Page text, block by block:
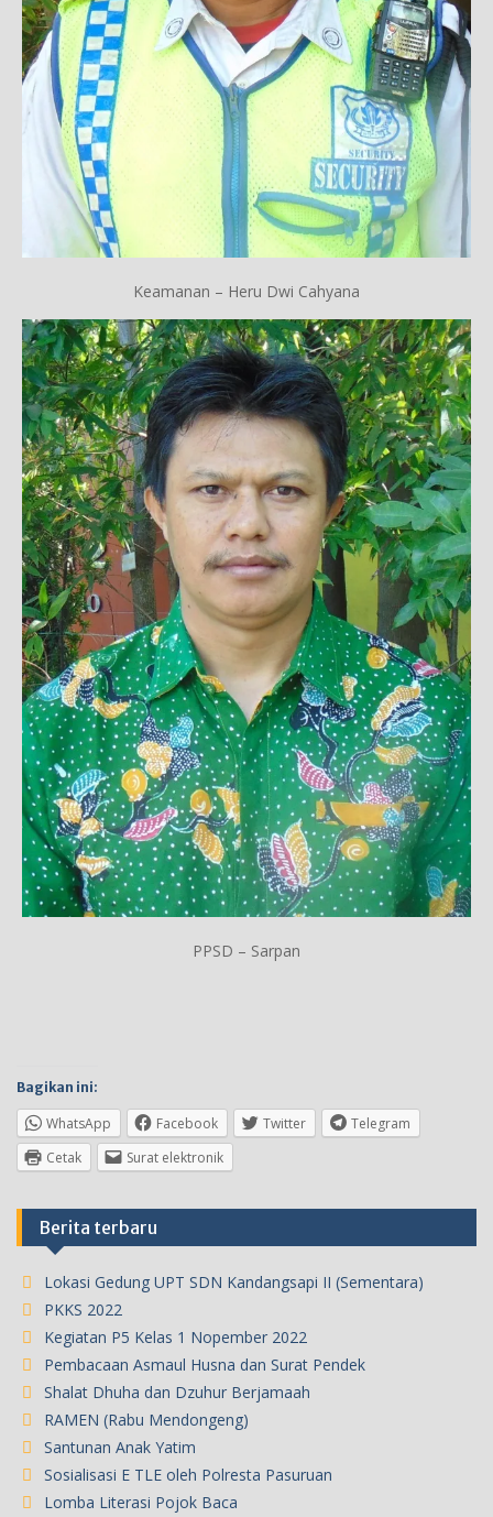
Keamanan – Heru Dwi Cahyana
PPSD – Sarpan
Bagikan ini:
WhatsApp Facebook Twitter
Telegram
Cetak
Surat elektronik
Berita terbaru
Lokasi Gedung UPT SDN Kandangsapi II (Sementara)
PKKS 2022
Kegiatan P5 Kelas 1 Nopember 2022
Pembacaan Asmaul Husna dan Surat Pendek
Shalat Dhuha dan Dzuhur Berjamaah
RAMEN (Rabu Mendongeng)
Santunan Anak Yatim
Sosialisasi E TLE oleh Polresta Pasuruan
Lomba Literasi Pojok Baca